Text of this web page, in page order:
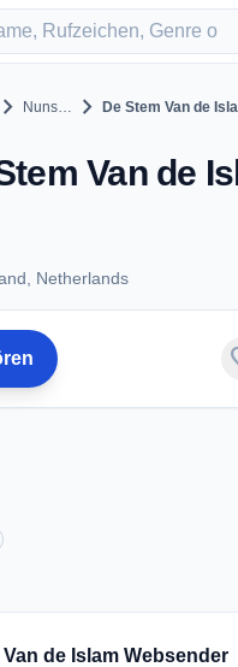
chevron_right Nunspeet chevron_right De Stem Van de
Netherlands
de Islam Websender